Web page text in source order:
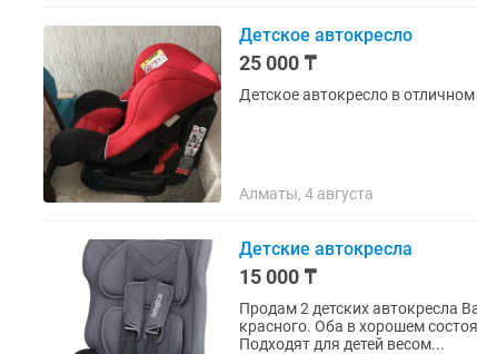
Детское автокресло
25 000 ₸
Детское автокресло в
Алматы, 4 августа
Детские автокресла
15 000 ₸
Продам 2 детских автокресла Babyton Nils (9–36 кг).
красного. Оба в хорошем
Подходят для детей весом...